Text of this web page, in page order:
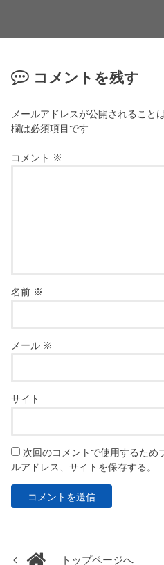
コメントを残す
メールアドレスが公開されること
欄は必須項目です
コメント ※
名前 ※
メール ※
サイト
次回のコメントで使用するため
ルアドレス、サイトを保存する。
トップページへ